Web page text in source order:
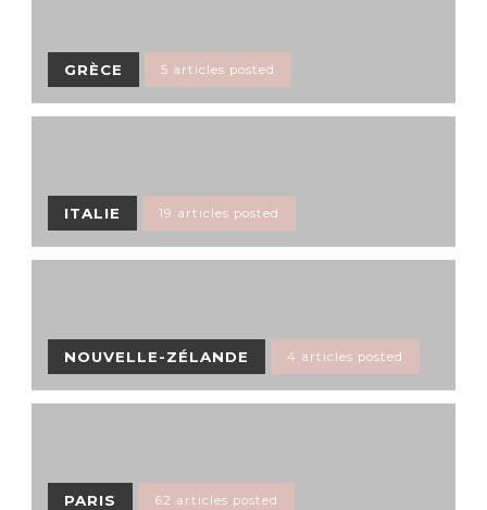
GRÈCE 5 articles posted
ITALIE 19 articles posted
NOUVELLE-ZÉLANDE 4 articles posted
PARIS 62 articles posted